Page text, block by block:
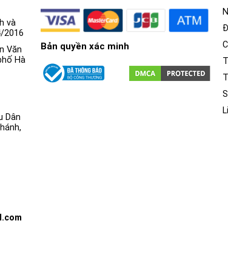
dây âm thanh bên ngoài Hexatech™ 5.1” khổng
tối đa hóa từ trường (hiệu suất trên 90%).
và
2016
Văn
Hà
Dân
Bản quyền xác minh